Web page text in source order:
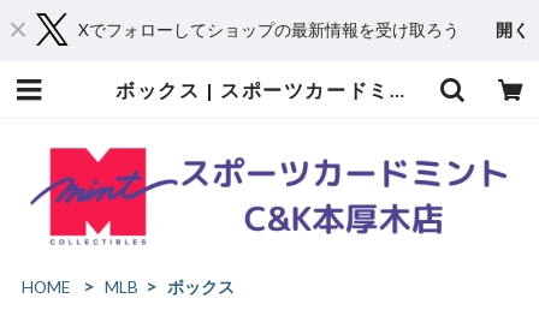
Xでフォローしてショップの最新情報を受け取ろう 開く
ボックス | スポーツカードミントC&K本厚木店－オンラインショップ
HOME MLB ボックス